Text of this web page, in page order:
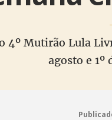
4º Mutirão Lula
agosto e 1º